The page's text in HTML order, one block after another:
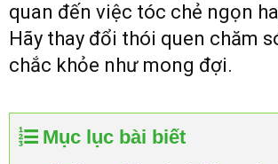
quan đến việc tóc chẻ ngọn
Hãy thay đổi thói quen chăm
chắc khỏe như mong đợi.
Mục lục bài biết